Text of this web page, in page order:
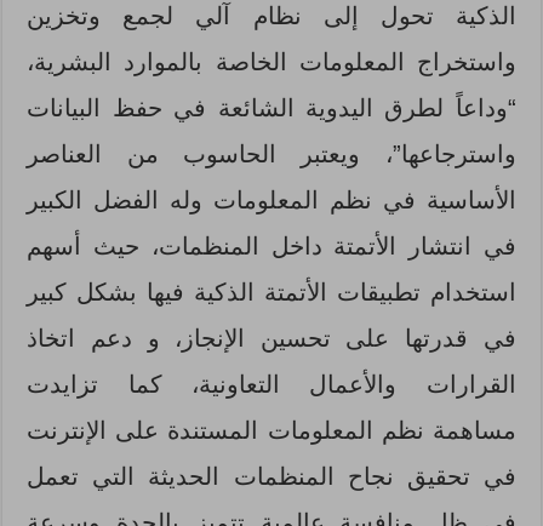
الذكية تحول إلى نظام آلي لجمع وتخزين
واستخراج المعلومات الخاصة بالموارد البشرية،
“وداعاً لطرق اليدوية الشائعة في حفظ البيانات
واسترجاعها”، ويعتبر الحاسوب من العناصر
الأساسية في نظم المعلومات وله الفضل الكبير
في انتشار الأتمتة داخل المنظمات، حيث أسهم
استخدام تطبيقات الأتمتة الذكية فيها بشكل كبير
في قدرتها على تحسين الإنجاز، و دعم اتخاذ
القرارات والأعمال التعاونية، كما تزايدت
مساهمة نظم المعلومات المستندة على الإنترنت
في تحقيق نجاح المنظمات الحديثة التي تعمل